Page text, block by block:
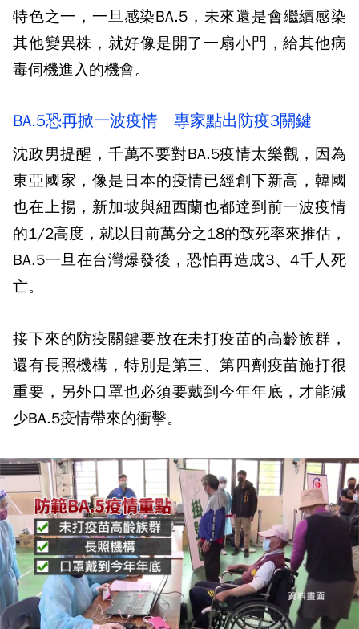
特色之一，一旦感染BA.5，未來還是會繼續感染
其他變異株，就好像是開了一扇小門，給其他病
毒伺機進入的機會。
BA.5恐再掀一波疫情 專家點出防疫3關鍵
沈政男提醒，千萬不要對BA.5疫情太樂觀，因為
東亞國家，像是日本的疫情已經創下新高，韓國
也在上揚，新加坡與紐西蘭也都達到前一波疫情
的1/2高度，就以目前萬分之18的致死率來推估，
BA.5一旦在台灣爆發後，恐怕再造成3、4千人死
亡。
接下來的防疫關鍵要放在未打疫苗的高齡族群，
還有長照機構，特別是第三、第四劑疫苗施打很
重要，另外口罩也必須要戴到今年年底，才能減
少BA.5疫情帶來的衝擊。